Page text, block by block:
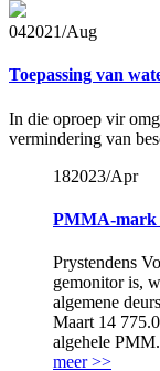
042021/Aug
Toepassing van
In die oproep vir
vermindering van
182023/Apr
PMMA-mark
Prystendens
gemonitor is,
algemene
Maart 14
algehele
meer >>